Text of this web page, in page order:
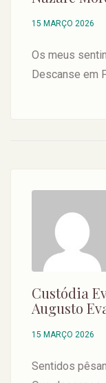
15 MARÇO 2026
Os meus
Descanse em
Custódia
Augusto
15 MARÇO 2026
Sentidos